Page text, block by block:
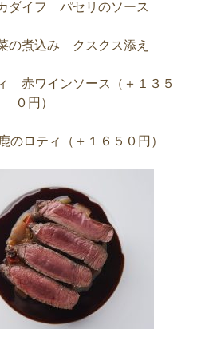
ダイフ パセリのソース
の煮込み クスクス添え
赤ワインソース（＋１３５
０円）
ロティ（＋１６５０円）